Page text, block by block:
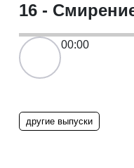
16 -
00:00
другие выпуски